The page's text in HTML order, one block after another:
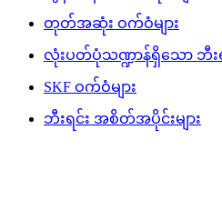
တုတ်အဆုံး ဝက်ဝံများ
လုံးပတ်ပုံသဏ္ဍာန်ရှိသော ဘီးရ
SKF ဝက်ဝံများ
ဘီးရင်း အစိတ်အပိုင်းများ